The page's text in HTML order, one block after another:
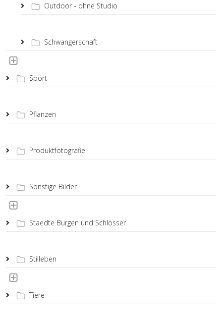
Outdoor - ohne Studio
Schwangerschaft
Sport
Pflanzen
Produktfotografie
Sonstige Bilder
Staedte Burgen und Schlösser
Stilleben
Tiere